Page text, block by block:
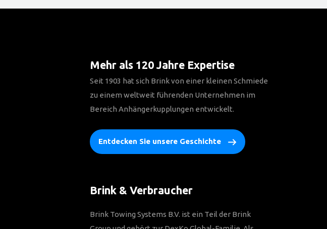
Mehr als 120 Jahre Expertise
Seit 1903 hat sich Brink von einer kleinen Schmiede
zu einem weltweit führenden Unternehmen im
Bereich Anhängerkupplungen entwickelt.
Entdecken Sie unsere Geschichte
Brink & Verbraucher
Brink Towing Systems B.V. ist ein Teil der Brink